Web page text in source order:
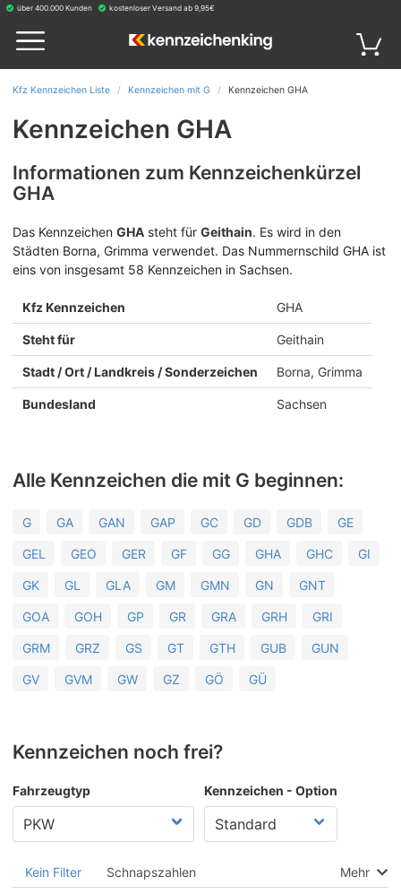
über 400.000 Kunden kostenloser Versand ab 9,95€
Kfz Kennzeichen Liste Kennzeichen mit G Kennzeichen GHA
Kennzeichen GHA
Informationen zum Kennzeichenkürzel
GHA
Das Kennzeichen GHA steht für Geithain. Es wird in den
Städten Borna, Grimma verwendet. Das Nummernschild GHA ist
eins von insgesamt 58 Kennzeichen in Sachsen.
Kfz Kennzeichen GHA
Steht für Geithain
Stadt / Ort / Landkreis / Sonderzeichen Borna, Grimma
Bundesland Sachsen
Alle Kennzeichen die mit G beginnen:
G GA GAN GAP GC GD GDB GE
GEL GEO GER GF GG GHA GHC GI
GK GL GLA GM GMN GN GNT
GOA GOH GP GR GRA GRH GRI
GRM GRZ GS GT GTH GUB GUN
GV GVM GW GZ GÖ GÜ
Kennzeichen noch frei?
Fahrzeugtyp Kennzeichen - Option
Kein Filter Schnapszahlen Mehr